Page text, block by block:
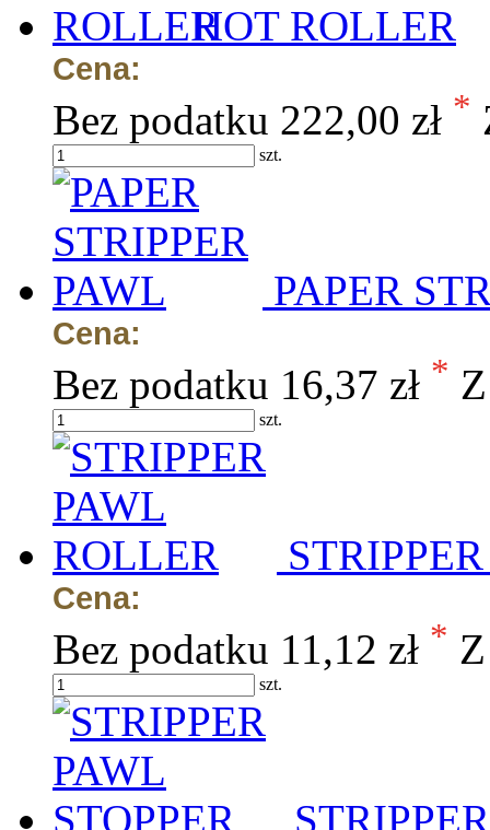
HOT ROLLER
Cena:
Bez podatku 222,00 zł *
szt.
PAPER
Cena:
Bez podatku 16,37 zł *
szt.
Cena:
Bez podatku 11,12 zł *
szt.